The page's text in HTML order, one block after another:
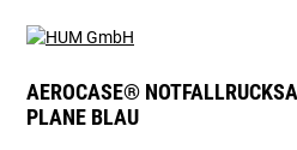
AEROCASE®
PLANE BLAU